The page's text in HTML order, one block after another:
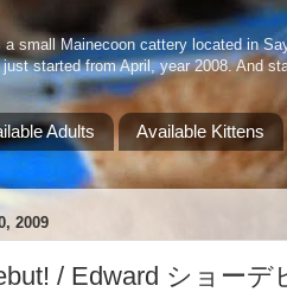
small Mainecoon cattery located in
started from April, year 2008. And
Adults Available Kittens
2009
/ Edward ショーデ